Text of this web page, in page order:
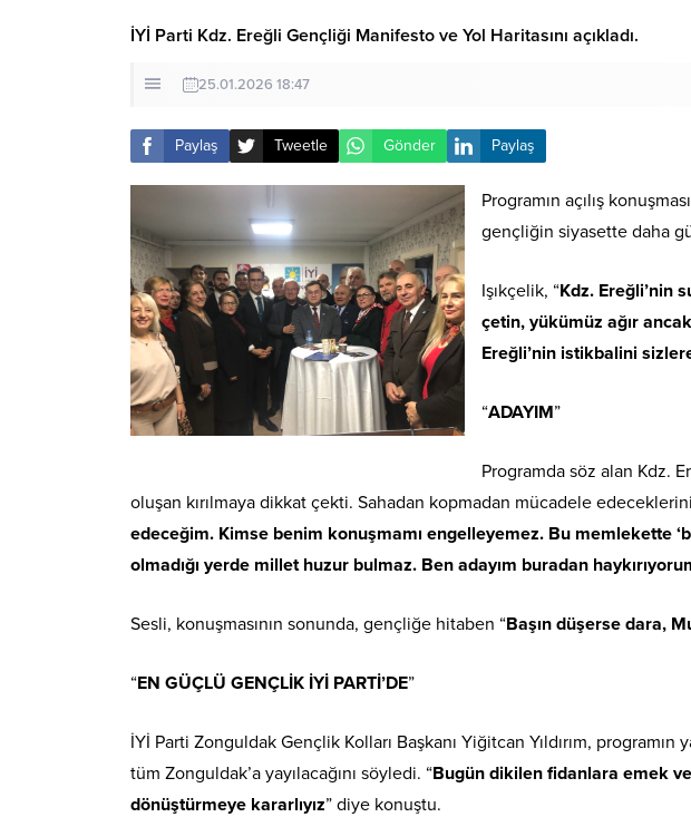
İYİ Parti Kdz. Ereğli Gençliği Manifesto ve Yol Haritasını açıkladı.
25.01.2026 18:47
Paylaş Tweetle Gönder Paylaş
Programın açılış
gençliğin siyasette daha
Işıkçelik, “Kdz. Ereğli’nin
çetin, yükümüz ağır
Ereğli’nin istikbalini
“ADAYIM”
Programda söz alan Kdz.
oluşan kırılmaya dikkat çekti. Sahadan kopmadan mücadele
edeceğim. Kimse benim konuşmamı engelleyemez. Bu memlekette
olmadığı yerde millet huzur bulmaz. Ben adayım buradan
Sesli, konuşmasının sonunda, gençliğe hitaben “Başın düşerse dara,
“EN GÜÇLÜ GENÇLİK İYİ PARTİ’DE”
İYİ Parti Zonguldak Gençlik Kolları Başkanı Yiğitcan Yıldırım,
tüm Zonguldak’a yayılacağını söyledi. “Bugün dikilen fidanlara emek
dönüştürmeye kararlıyız” diye konuştu.